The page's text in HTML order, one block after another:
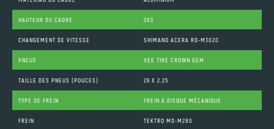
HAUTEUR DU CADRE 3XS
CHANGEMENT DE VITESSE SHIMANO ACERA RD-M3020
PNEUS VEE TIRE CROWN GEM
TAILLE DES PNEUS (POUCES) 26 X 2.25
TYPE DE FREIN FREIN À DISQUE MÉCANIQUE
FREIN TEKTRO MD-M280